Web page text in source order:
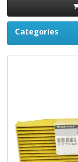
Categories